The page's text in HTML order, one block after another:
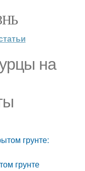
на
грунте:
грунте